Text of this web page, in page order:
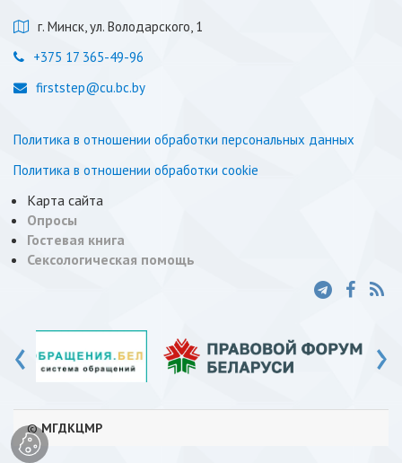
г. Минск, ул. Володарского, 1
+375 17 365-49-96
firststep@cu.bc.by
Политика в отношении обработки персональных данных
Политика в отношении обработки cookie
Карта сайта
Опросы
Гостевая книга
Сексологическая помощь
‹ ›
©МГДКЦМР